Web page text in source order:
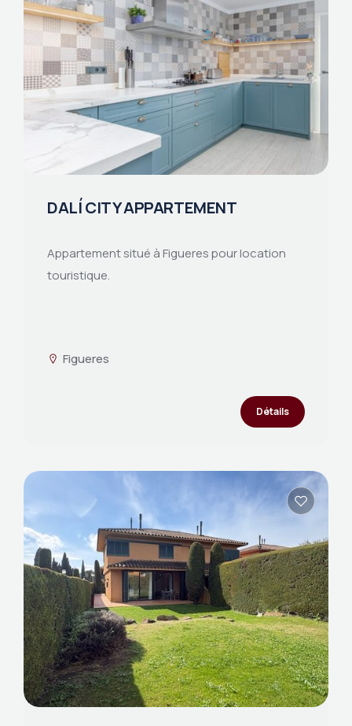
DALÍ CITY APPARTEMENT
Appartement situé à Figueres pour location
touristique.
Figueres
Détails